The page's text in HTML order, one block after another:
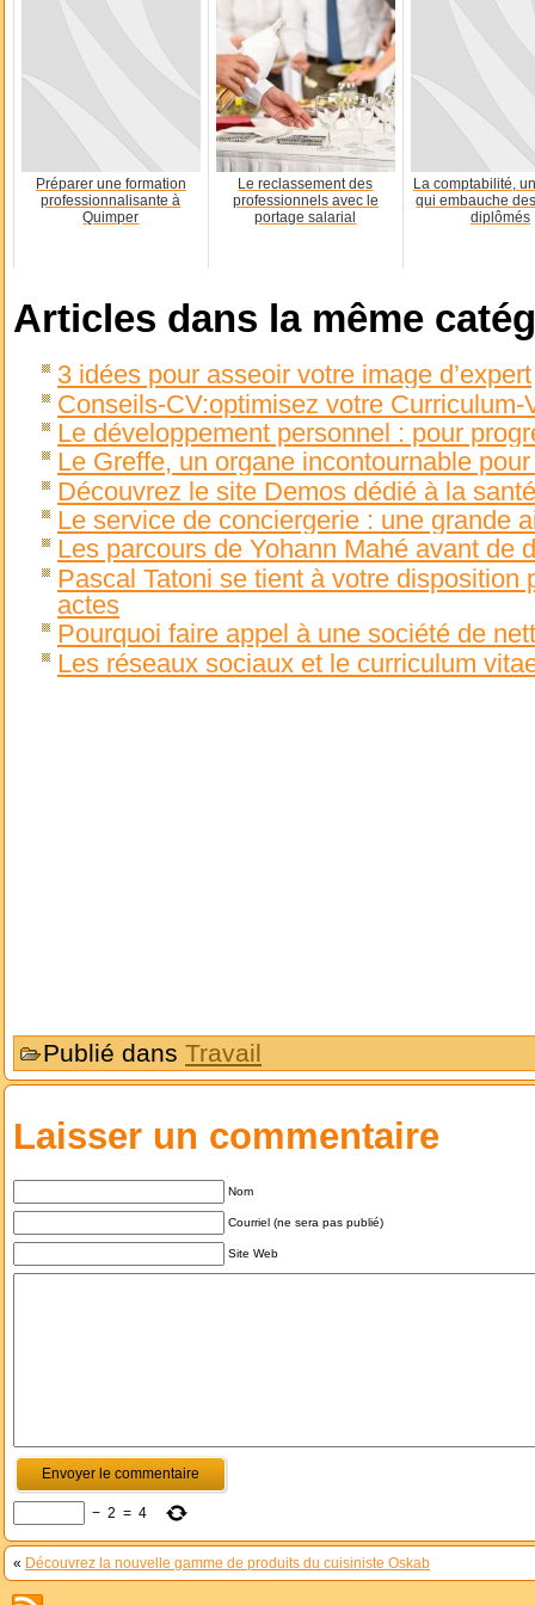
Préparer une formation
professionnalisante à
Quimper
Le reclassement des
professionnels avec le
portage salarial
La comptabilité,
qui embauche
diplômés
Articles dans la même
3 idées pour asseoir votre image d’expert
Conseils-CV:optimisez votre Curriculum-
Le développement personnel : pour
Le Greffe, un organe incontournable
Découvrez le site Demos dédié à la
Le service de conciergerie : une grande
Les parcours de Yohann Mahé avant de
Pascal Tatoni se tient à votre disposition
actes
Pourquoi faire appel à une société de
Les réseaux sociaux et le curriculum
Publié dans Travail
Laisser un commentaire
Nom
Courriel (ne sera pas publié)
Site Web
− 2 = 4
« Découvrez la nouvelle gamme de produits du cuisiniste Oskab